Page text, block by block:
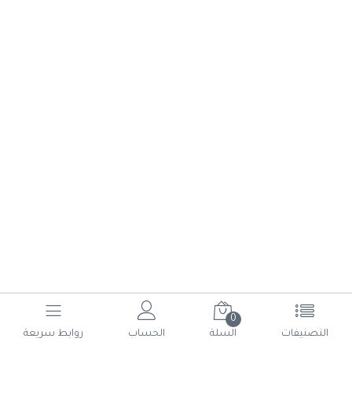
التصنيفات
0
السلة
الحساب روابط سريعة 1
(current)
3
5
6